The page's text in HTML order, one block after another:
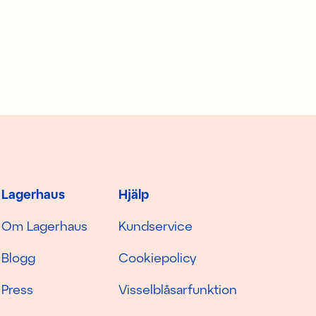
Lagerhaus
Om Lagerhaus
Blogg
Press
Hjälp
Kundservice
Cookiepolicy
Visselblåsarfunktion